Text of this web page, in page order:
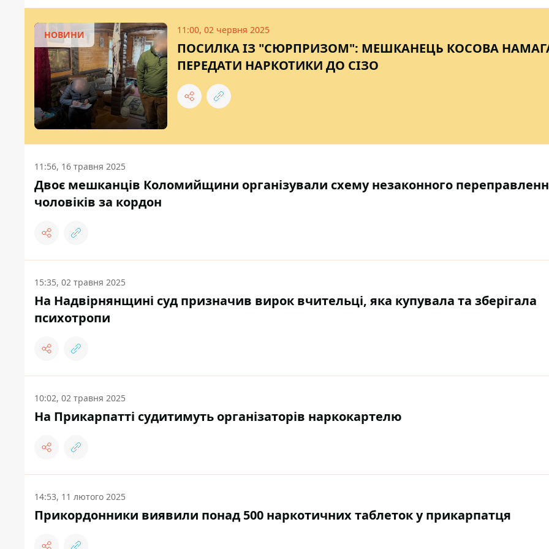
НОВИНИ 11:00, 02 червня 2025
ПОСИЛКА ІЗ "СЮРПРИЗОМ": МЕШКАНЕЦЬ КОСОВА
ПЕРЕДАТИ НАРКОТИКИ ДО СІЗО
11:56, 16 травня 2025
Двоє мешканців Коломийщини організували схему незаконного
чоловіків за кордон
15:35, 02 травня 2025
На Надвірнянщині суд призначив вирок вчительці, яка купувала та зберігала
психотропи
10:02, 02 травня 2025
На Прикарпатті судитимуть організаторів наркокартелю
14:53, 11 лютого 2025
Прикордонники виявили понад 500 наркотичних таблеток у прикарпатця